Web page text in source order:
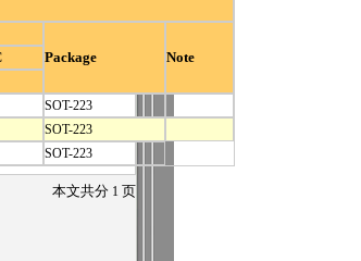
Package
Note
SOT-223
SOT-223
SOT-223
本文共分 1 页